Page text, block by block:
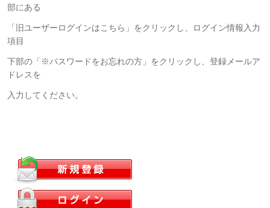
部にある
「旧ユーザーログインはこちら」をクリックし、ログイン情報入力
項目
下部の「※パスワードをお忘れの方」をクリックし、登録メールア
ドレスを
入力してください。